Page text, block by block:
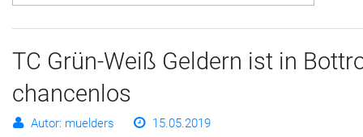
TC Grün-Weiß Gel­dern ist in
chan­cen­los
Autor: muelders 15.05.2019